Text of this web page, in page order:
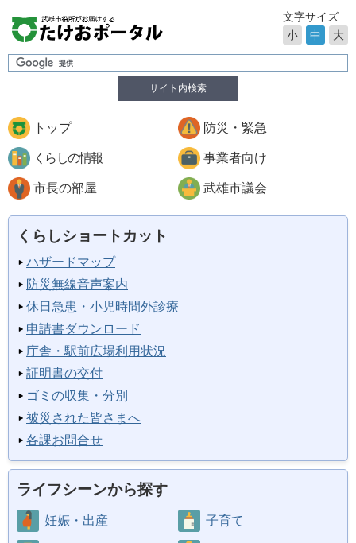
サイト内検索
文字サイズ
小
中 大
トップ 防災・緊急
くらしの情報 事業者向け
市長の部屋 武雄市議会
くらしショートカット
ハザードマップ
防災無線音声案内
休日急患・小児時間外診療
申請書ダウンロード
庁舎・駅前広場利用状況
証明書の交付
ゴミの収集・分別
被災された皆さまへ
各課お問合せ
ライフシーンから探す
妊娠・出産 子育て